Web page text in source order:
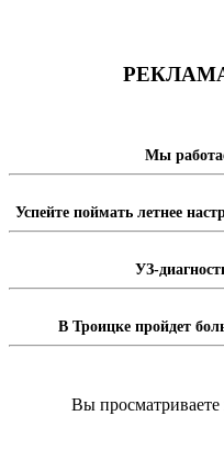
Мы
Успейте поймать летнее
УЗ-
В Троицке пройдет
Вы